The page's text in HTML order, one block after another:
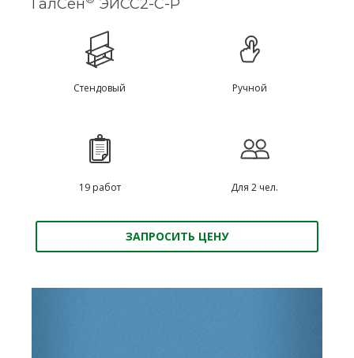
ГалСен ЭИСС2-С-Р
Стендовый Ручной
19 работ Для 2 чел.
ЗАПРОСИТЬ ЦЕНУ